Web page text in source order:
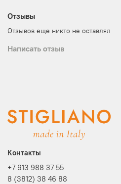
Отзывы
Отзывов еще никто не оставлял
Написать отзыв
Контакты
+7 913 988 37 55
8 (3812) 38 46 88